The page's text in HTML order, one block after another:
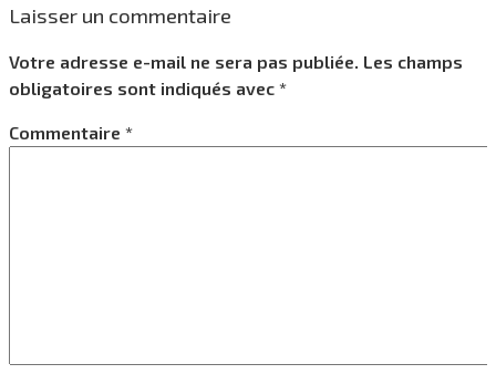
Laisser un commentaire
Votre adresse e-mail ne sera pas publiée. Les champs
obligatoires sont indiqués avec *
Commentaire *